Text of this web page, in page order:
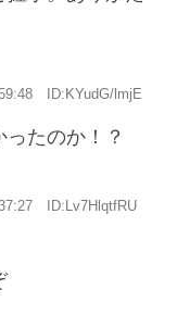
ID:KYudG/lmjE
たのか！？
ID:Lv7HlqtfRU